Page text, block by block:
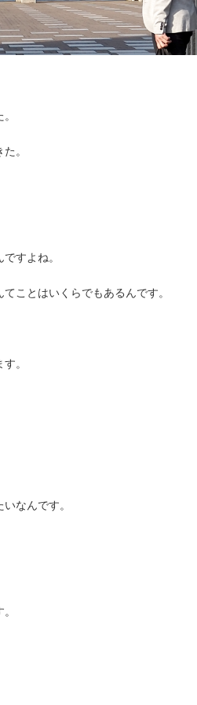
。
すよね。
ことはいくらでもあるんです。
。
なんです。